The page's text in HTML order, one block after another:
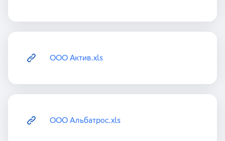
ООО Актив.xls
ООО Альбатрос.xls